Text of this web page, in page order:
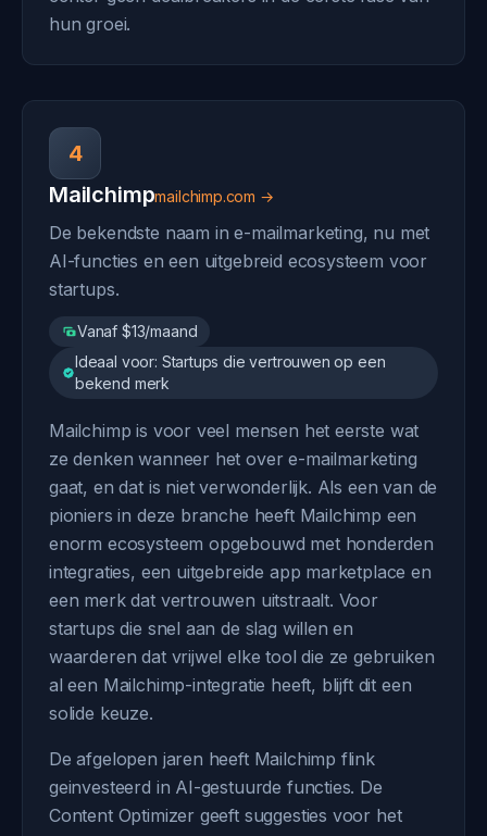
hun groei.
4
Mailchimpmailchimp.com →
De bekendste naam in e-mailmarketing, nu met
AI-functies en een uitgebreid ecosysteem voor
startups.
Vanaf $13/maand
Ideaal voor: Startups die vertrouwen op een
bekend merk
Mailchimp is voor veel mensen het eerste wat
ze denken wanneer het over e-mailmarketing
gaat, en dat is niet verwonderlijk. Als een van de
pioniers in deze branche heeft Mailchimp een
enorm ecosysteem opgebouwd met honderden
integraties, een uitgebreide app marketplace en
een merk dat vertrouwen uitstraalt. Voor
startups die snel aan de slag willen en
waarderen dat vrijwel elke tool die ze gebruiken
al een Mailchimp-integratie heeft, blijft dit een
solide keuze.
De afgelopen jaren heeft Mailchimp flink
geinvesteerd in AI-gestuurde functies. De
Content Optimizer geeft suggesties voor het